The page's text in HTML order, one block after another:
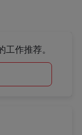
作推荐。